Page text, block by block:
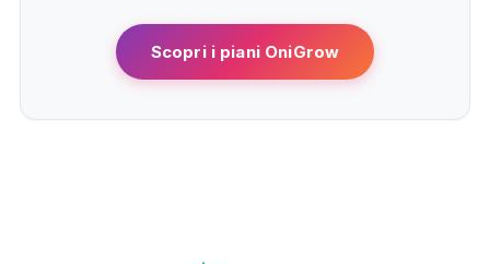
Scopri i piani OniGrow